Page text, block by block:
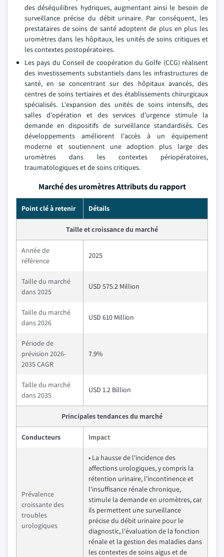
des déséquilibres hydriques, augmentant ainsi le besoin de
surveillance précise du débit urinaire. Par conséquent, les
prestataires de soins de santé adoptent de plus en plus les
uromètres dans les hôpitaux, les unités de soins critiques et
les contextes postopératoires.
Les pays du Conseil de coopération du Golfe (CCG) réalisent
des investissements substantiels dans les infrastructures de
santé, en se concentrant sur des hôpitaux avancés, des
centres de soins tertiaires et des établissements chirurgicaux
spécialisés. L'expansion des unités de soins intensifs, des
salles d'opération et des services d'urgence stimule la
demande en dispositifs de surveillance standardisés. Ces
développements améliorent l'accès à un équipement
moderne et soutiennent une adoption plus large des
uromètres dans les contextes périopératoires,
traumatologiques et de soins critiques.
Marché des uromètres Attributs du rapport
Point clé à retenir Détails
Taille et croissance du marché
Année de
référence
2025
Taille du marché
dans 2025
USD 575.2 Million
Taille du marché
dans 2026
USD 610 Million
Période de
prévision 2026-
2035 CAGR
7.9%
Taille du marché
dans 2035
USD 1.2 Billion
Principales tendances du marché
Conducteurs Impact
Prévalence
croissante des
troubles
urologiques
• La hausse de l'incidence des
affections urologiques, y compris la
rétention urinaire, l'incontinence et
l'insuffisance rénale chronique,
stimule la demande en uromètres, car
ils permettent une surveillance
précise du débit urinaire pour le
diagnostic, l'évaluation de la fonction
rénale et la gestion des maladies dans
les contextes de soins aigus et de